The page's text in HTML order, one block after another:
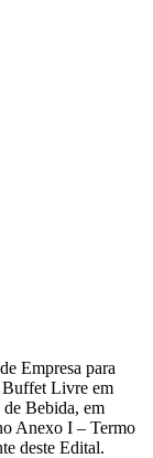
Empresa para
Buffet Livre em
Bebida, em
Anexo I – Termo
deste Edital.